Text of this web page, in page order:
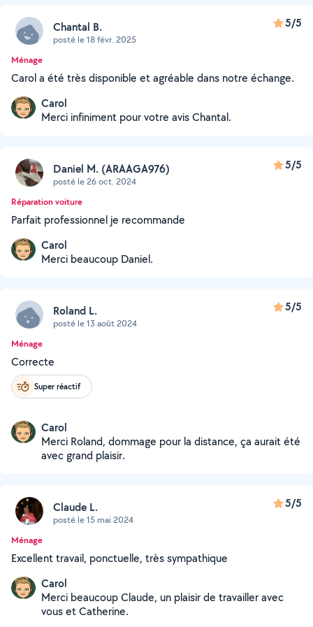
Chantal B.
posté le 18 févr. 2025
5/5
Ménage
Carol a été très disponible et agréable dans notre échange.
Carol
Merci infiniment pour votre avis Chantal.
Daniel M. (ARAAGA976)
posté le 26 oct. 2024
5/5
Réparation voiture
Parfait professionnel je recommande
Carol
Merci beaucoup Daniel.
Roland L.
posté le 13 août 2024
5/5
Ménage
Correcte
Super réactif
Carol
Merci Roland, dommage pour la distance, ça aurait été
avec grand plaisir.
Claude L.
posté le 15 mai 2024
5/5
Ménage
Excellent travail, ponctuelle, très sympathique
Carol
Merci beaucoup Claude, un plaisir de travailler avec
vous et Catherine.